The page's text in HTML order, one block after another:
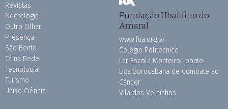
Revistas
Necrologia
Outro Olhar
Presença
São Bento
Tá na Rede
Tecnologia
Turismo
Uniso Ciência
Fundação Ubaldino do
Amaral
www.fua.org.br
Colégio Politécnico
Lar Escola Monteiro Lobato
Liga Sorocabana de Combate ao
Câncer
Vila dos Velhinhos